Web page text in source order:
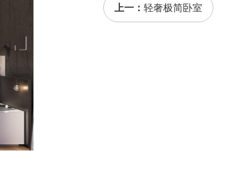
上一： 轻奢极简卧室